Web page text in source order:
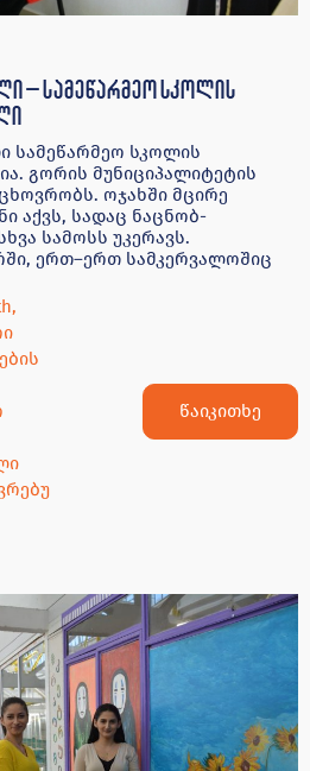
– სამეწარმეო სკოლის
სამეწარმეო სკოლის
გორის მუნიციპალიტეტის
ოჯახში მცირე
აქვს, სადაც ნაცნობ-
სამოსს უკერავს.
ერთ–ერთ სამკერვალოშიც
,
წაიკითხე